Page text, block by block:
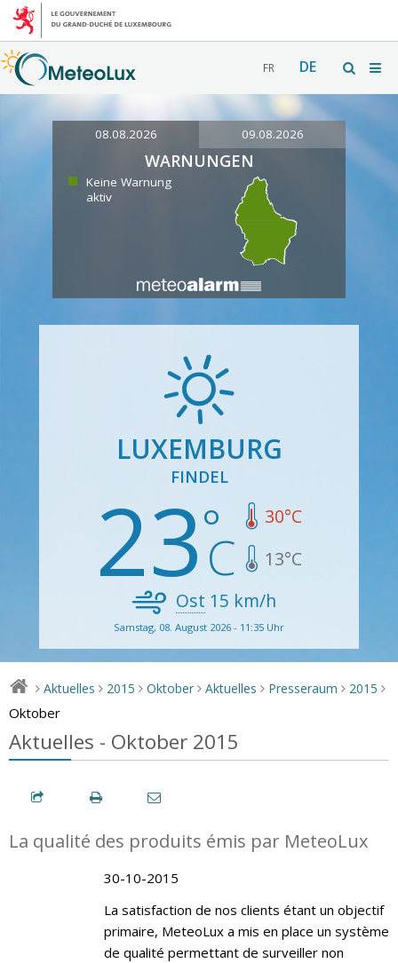
FR DE
08.08.2026 09.08.2026
WARNUNGEN
Keine Warnung
aktiv
LUXEMBURG
FINDEL
23 30°C
13°C
Ost 15 km/h
Samstag, 08. August 2026 - 11:35 Uhr
> Aktuelles > 2015 > Oktober > Aktuelles > Presseraum > 2015 >
Oktober
Aktuelles - Oktober 2015
La qualité des produits émis par MeteoLux
30-10-2015
La satisfaction de nos clients étant un objectif
primaire, MeteoLux a mis en place un système
de qualité permettant de surveiller non